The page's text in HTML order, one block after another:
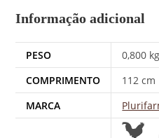
Informação adicional
PESO
0,800 kg
COMPRIMENTO
112 cm
MARCA